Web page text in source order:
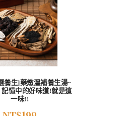
養生]藥燉溫補養生湯~
憶中的好味道!就是這
一味!!